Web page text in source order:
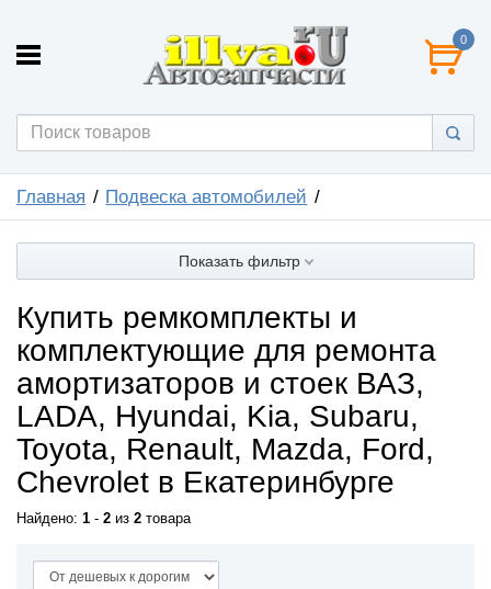
0
Главная Подвеска автомобилей
Показать фильтр
Купить ремкомплекты и
комплектующие для ремонта
амортизаторов и стоек ВАЗ,
LADA, Hyundai, Kia, Subaru,
Toyota, Renault, Mazda, Ford,
Chevrolet в Екатеринбурге
Найдено: 1 - 2 из 2 товара